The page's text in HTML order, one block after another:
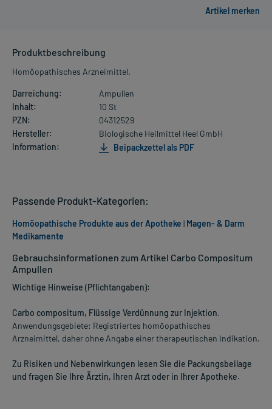
Produktbeschreibung
Homöopathisches Arzneimittel.
Darreichung:
Ampullen
Inhalt:
10 St
PZN:
04312529
Hersteller:
Biologische Heilmittel Heel GmbH
Information:
Beipackzettel als PDF
Gebrauchsinformationen zum Artikel Carbo Compositum
Ampullen
Wichtige Hinweise (Pflichtangaben):
Carbo compositum, Flüssige Verdünnung zur Injektion.
Anwendungsgebiete: Registriertes homöopathisches
Arzneimittel, daher ohne Angabe einer therapeutischen Indikation.
Zu Risiken und Nebenwirkungen lesen Sie die Packungsbeilage
und fragen Sie Ihre Ärztin, Ihren Arzt oder in Ihrer Apotheke.
Passende Produkt-Kategorien:
Homöopathische Produkte aus der Apotheke | Magen- & Darm
Medikamente